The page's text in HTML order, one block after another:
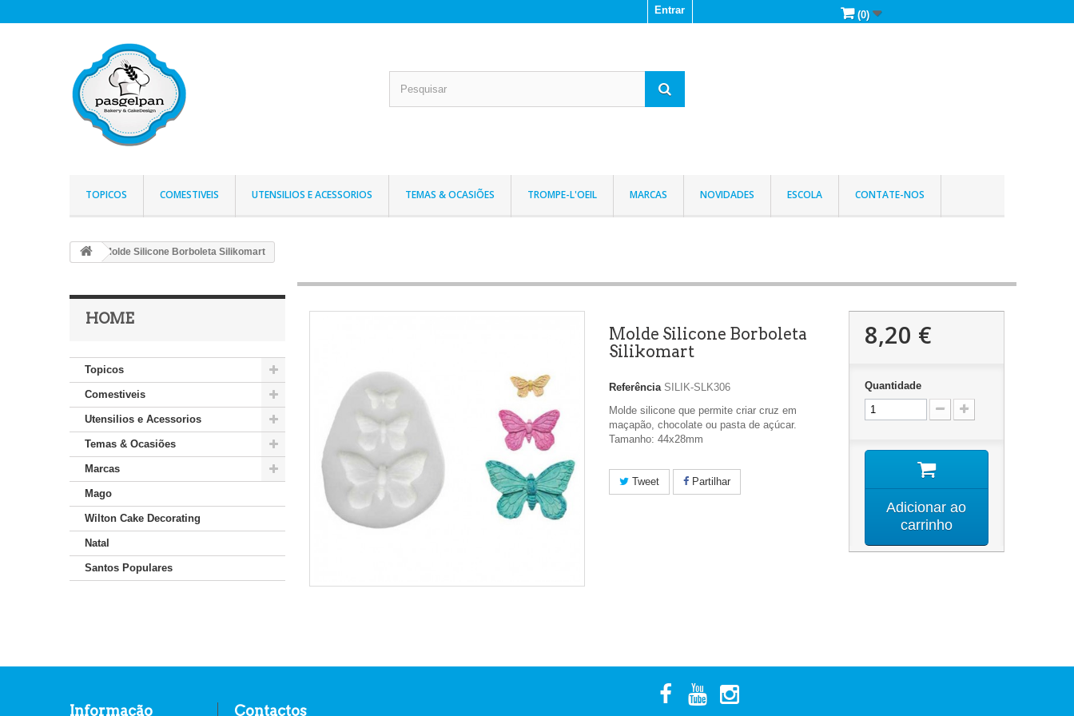
(0)
Entrar
TOPICOS COMESTIVEIS UTENSILIOS E ACESSORIOS TEMAS & OCASIÕES TROMPE-L'OEIL MARCAS NOVIDADES ESCOLA CONTATE-NOS
Molde Silicone Borboleta Silikomart
HOME
Topicos
Comestiveis
Utensilios e Acessorios
Temas & Ocasiões
Marcas
Mago
Wilton Cake Decorating
Natal
Santos Populares
Molde Silicone Borboleta
Silikomart
Referência SILIK-SLK306
Molde silicone que permite criar cruz em
maçapão, chocolate ou pasta de açúcar.
Tamanho: 44x28mm
Tweet Partilhar
8,20 €
Quantidade
Adicionar ao
carrinho
Informação Contactos